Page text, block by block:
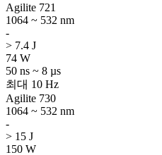
Agilite 721
1064 ~ 532 nm
-
> 7.4 J
74 W
50 ns ~ 8 µs
최대 10 Hz
Agilite 730
1064 ~ 532 nm
-
> 15 J
150 W